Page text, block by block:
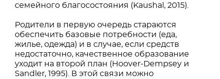
семейного благосостояния (Kaushal, 2015).
Родители в первую очередь стараются
обеспечить базовые потребности (еда,
жилье, одежда) и в случае, если средств
недостаточно, качественное образование
уходит на второй план (Hoover-Dempsey и
Sandler, 1995). В этой связи можно